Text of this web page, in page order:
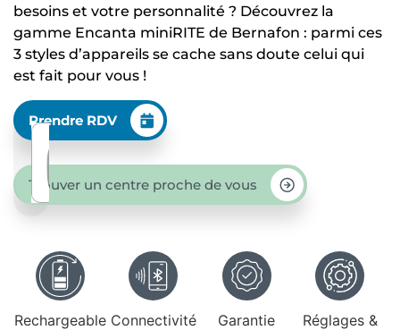
besoins et votre personnalité ? Découvrez la
gamme Encanta miniRITE de Bernafon : parmi ces
3 styles d’appareils se cache sans doute celui qui
est fait pour vous !
Prendre RDV
Trouver un centre proche de vous
Rechargeable Connectivité
Garantie
Réglages &